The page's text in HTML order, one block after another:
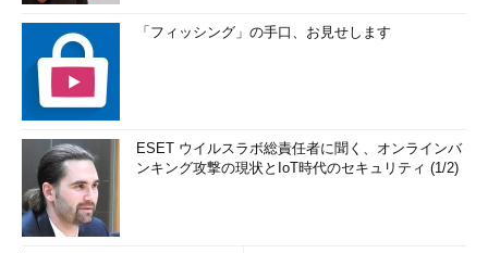
「フィッシング」の手口、お見せします
ESET ウイルスラボ総責任者に聞く、オンラインバ
ンキング攻撃の現状とIoT時代のセキュリティ (1/2)